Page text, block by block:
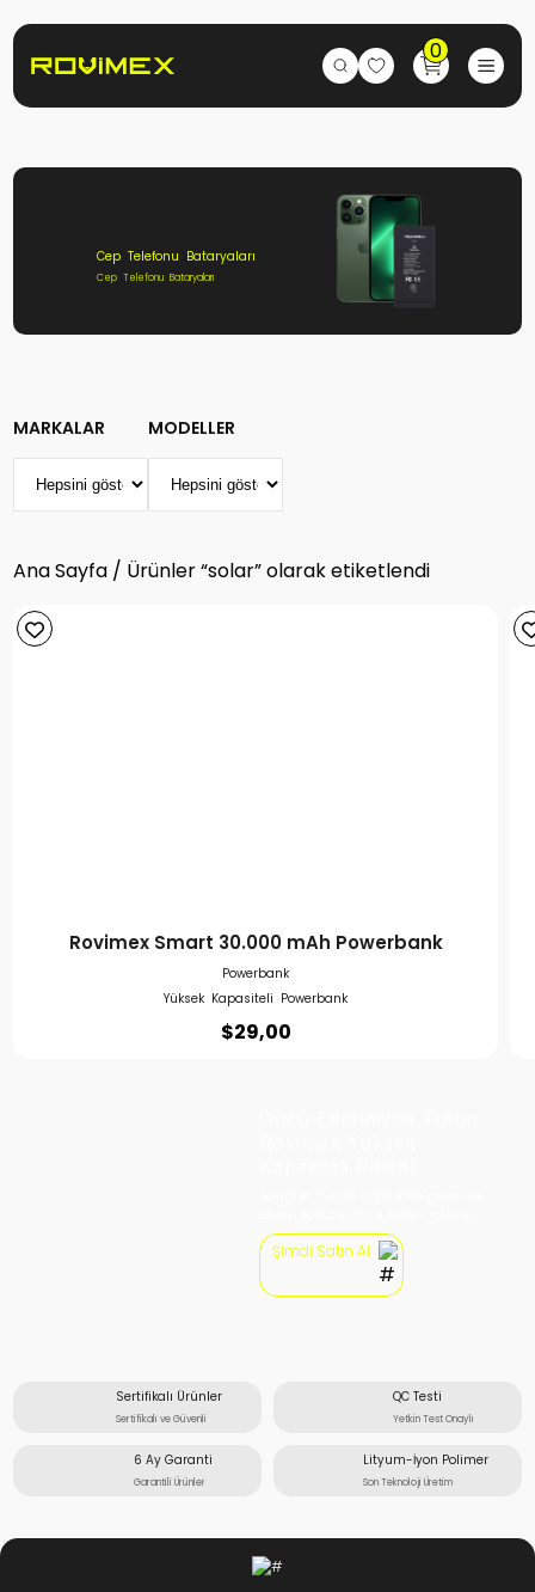
0
Cep Telefonu Bataryaları
Cep Telefonu Bataryaları
MARKALAR MODELLER
Ana Sayfa / Ürünler “solar” olarak etiketlendi
Rovimex Smart 30.000 mAh Powerbank
Powerbank
Yüksek Kapasiteli Powerbank
$29,00
Şimdi Satın Al
Sertifikalı Ürünler
Sertifikalı ve Güvenli
QC Testi
Yetkin Test Onaylı
6 Ay Garanti
Garantili Ürünler
Lityum-İyon Polimer
Son Teknoloji Üretim